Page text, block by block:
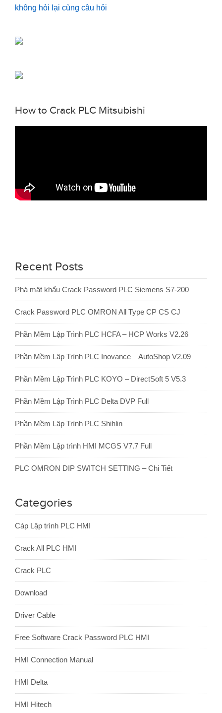
không hỏi lại cùng câu hỏi
How to Crack PLC Mitsubishi
Recent Posts
Phá mật khẩu Crack Password PLC Siemens S7-200
Crack Password PLC OMRON All Type CP CS CJ
Phần Mềm Lập Trình PLC HCFA – HCP Works V2.26
Phần Mềm Lập Trình PLC Inovance – AutoShop V2.09
Phần Mềm Lập Trình PLC KOYO – DirectSoft 5 V5.3
Phần Mềm Lập Trình PLC Delta DVP Full
Phần Mềm Lập Trình PLC Shihlin
Phần Mềm Lập trình HMI MCGS V7.7 Full
PLC OMRON DIP SWITCH SETTING – Chi Tiết
Categories
Cáp Lập trình PLC HMI
Crack All PLC HMI
Crack PLC
Download
Driver Cable
Free Software Crack Password PLC HMI
HMI Connection Manual
HMI Delta
HMI Hitech